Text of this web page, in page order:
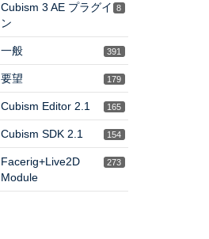
8
Cubism 3 AE プラグイ
ン
391
一般
179
要望
165
Cubism Editor 2.1
154
Cubism SDK 2.1
273
Facerig+Live2D
Module